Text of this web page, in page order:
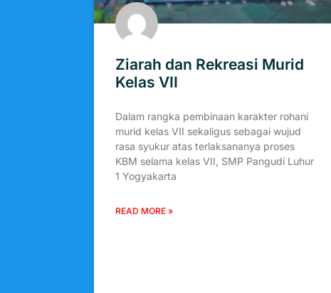
Ziarah dan Rekreasi Murid
Kelas VII
Dalam rangka pembinaan karakter rohani
murid kelas VII sekaligus sebagai wujud
rasa syukur atas terlaksananya proses
KBM selama kelas VII, SMP Pangudi Luhur
1 Yogyakarta
READ MORE »